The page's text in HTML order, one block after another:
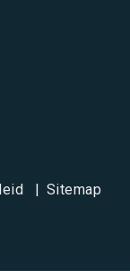
Sitemap